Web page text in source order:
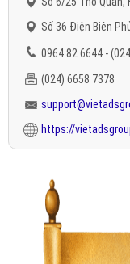
Số 36 Điện Biên
0964 82 6644 -
(024) 6658 7378
https://